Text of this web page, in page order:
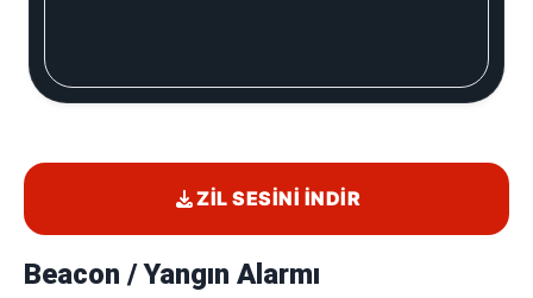
Beacon / Yangın Alarmı
ZIL SESINI İNDIR